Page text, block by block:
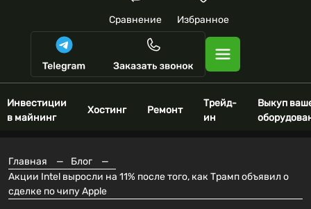
Сравнение Избранное
Инвестиции
в майнинг
Хостинг Ремонт
Трейд-
ин
Выкуп
Главная — Блог
—
Акции Intel выросли на 11% после того, как Трамп объявил о
сделке по чипу Apple